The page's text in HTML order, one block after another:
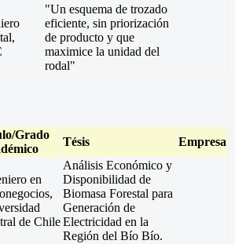
"Un esquema de trozado
eficiente, sin priorización
de producto y que
maximice la unidad del
rodal"
Grado
Tésis Empresa
en
de Chile
Análisis Económico y
Disponibilidad de
Biomasa Forestal para
Generación de
Electricidad en la
Región del Bío Bío.